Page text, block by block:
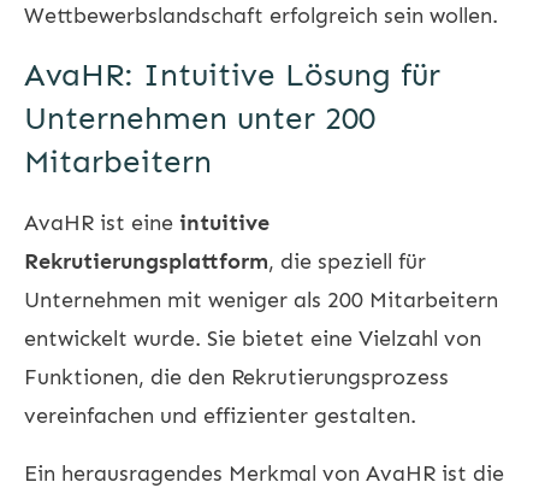
Wettbewerbslandschaft erfolgreich sein wollen.
AvaHR: Intuitive Lösung für
Unternehmen unter 200
Mitarbeitern
AvaHR ist eine intuitive
Rekrutierungsplattform, die speziell für
Unternehmen mit weniger als 200 Mitarbeitern
entwickelt wurde. Sie bietet eine Vielzahl von
Funktionen, die den Rekrutierungsprozess
vereinfachen und effizienter gestalten.
Ein herausragendes Merkmal von AvaHR ist die